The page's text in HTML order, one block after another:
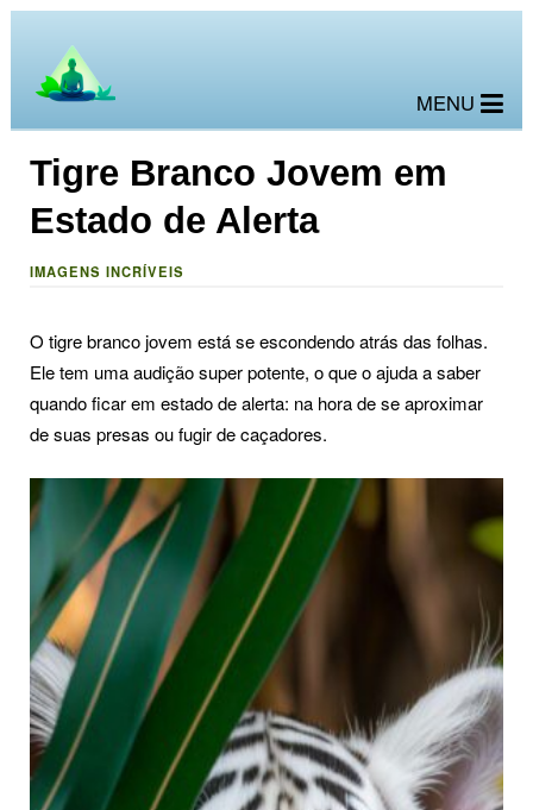
MENU
Tigre Branco Jovem em
Estado de Alerta
IMAGENS INCRÍVEIS
O tigre branco jovem está se escondendo atrás das folhas.
Ele tem uma audição super potente, o que o ajuda a saber
quando ficar em estado de alerta: na hora de se aproximar
de suas presas ou fugir de caçadores.